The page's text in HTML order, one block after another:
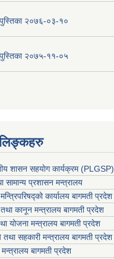
पुस्तिका २०७६-०३-१०
पुस्तिका २०७५-११-०५
लिङ्कहरु
शासन सहयाेग कार्यक्रम (PLGSP)
सामान्य प्रशासन मन्त्रालय
कार्यालय बागमती प्रदेश
कानून मन्त्रालय बागमती प्रदेश
योजना मन्त्रालय बागमती प्रदेश
तथा सहकारी मन्त्रालय बागमती प्रदेश
बागमती प्रदेश